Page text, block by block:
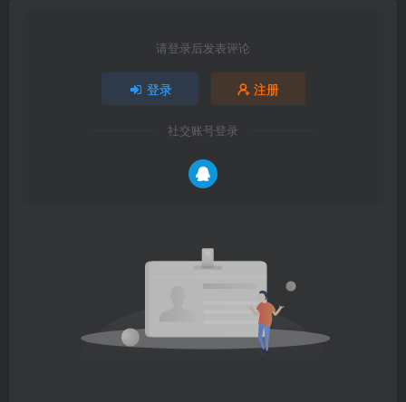
请登录后发表评论
登录 注册
社交账号登录